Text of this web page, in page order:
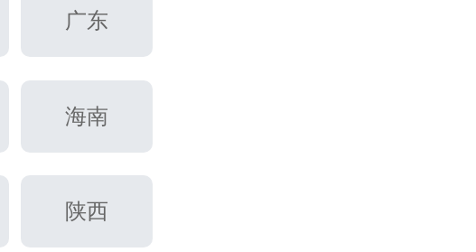
广东
海南
陕西